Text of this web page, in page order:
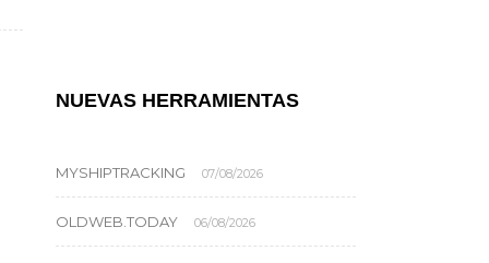
NUEVAS HERRAMIENTAS
MYSHIPTRACKING 07/08/2026
OLDWEB.TODAY 06/08/2026